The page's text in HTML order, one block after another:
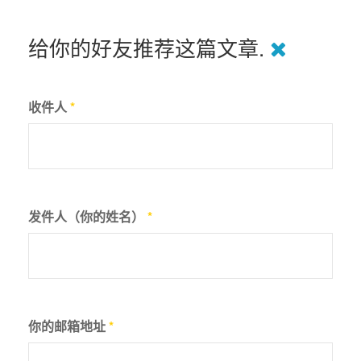
给你的好友推荐这篇文章.
收件人*
发件人（你的姓名） *
你的邮箱地址*